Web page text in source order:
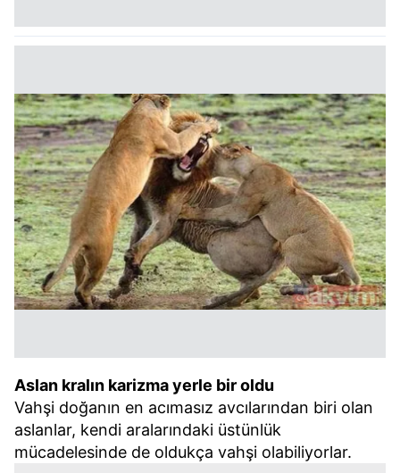
Aslan kralın karizma yerle bir oldu
Vahşi doğanın en acımasız avcılarından biri olan
aslanlar, kendi aralarındaki üstünlük
mücadelesinde de oldukça vahşi olabiliyorlar.